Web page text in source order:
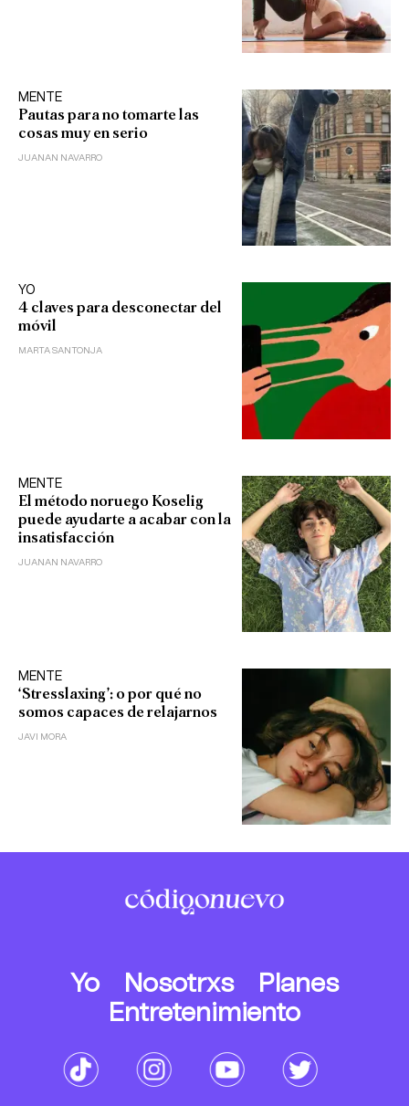
MENTE
Pautas para no tomarte las
cosas muy en serio
JUANAN NAVARRO
YO
4 claves para desconectar del
móvil
MARTA SANTONJA
MENTE
El método noruego Koselig
puede ayudarte a acabar con la
insatisfacción
JUANAN NAVARRO
MENTE
‘Stresslaxing’: o por qué no
somos capaces de relajarnos
JAVI MORA
Yo Nosotrxs
Planes
Entretenimiento